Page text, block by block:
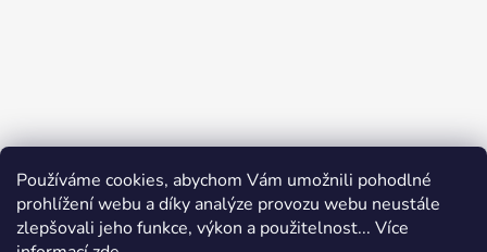
Používáme cookies, abychom Vám umožnili pohodlné
prohlížení webu a díky analýze provozu webu neustále
zlepšovali jeho funkce, výkon a použitelnost... Více